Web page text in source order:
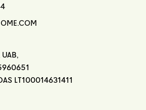
LT100014631411